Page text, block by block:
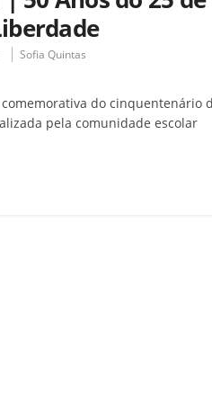
Sofia Quintas
comemorativa do cinquentenário
pela comunidade escolar